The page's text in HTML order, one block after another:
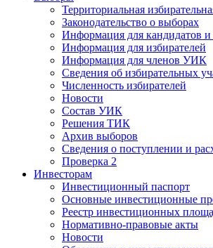
Территориальная
Законодательство о выборах
Информация для кандидатов
Информация для избирателей
Информация для членов УИК
Сведения об избирательных
Численность избирателей
Новости
Состав УИК
Решения ТИК
Архив выборов
Сведения о поступлении и
Проверка 2
Инвесторам
Инвестиционный паспорт
Основные инвестиционные
Реестр инвестиционных
Нормативно-правовые акты
Новости